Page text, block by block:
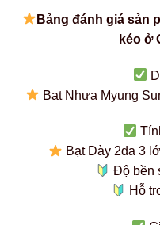
Bảng đánh giá sản
kéo ở
Bạt Nhựa Myung
Bạt Dày 2da 3
Độ bền
Hỗ